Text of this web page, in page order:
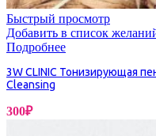
Быстрый просмотр
Добавить в список
Подробнее
3W CLINIC Тонизирующая
Cleansing
300₽